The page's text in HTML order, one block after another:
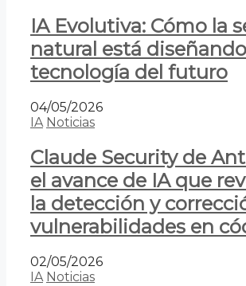
IA Evolutiva: Cómo la
natural está
tecnología del futuro
04/05/2026
IA Noticias
Claude Security de
el avance de IA que
la detección y
vulnerabilidades en
02/05/2026
IA Noticias